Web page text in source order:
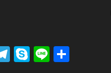
T
S
Li